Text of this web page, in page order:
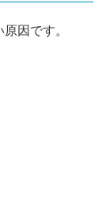
因です。